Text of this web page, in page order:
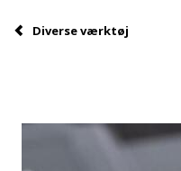
Diverse værktøj